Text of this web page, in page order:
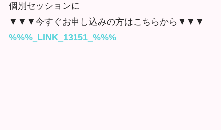
個別セッションに
▼▼▼今すぐお申し込みの方はこちらから▼▼▼
%%%_LINK_13151_%%%